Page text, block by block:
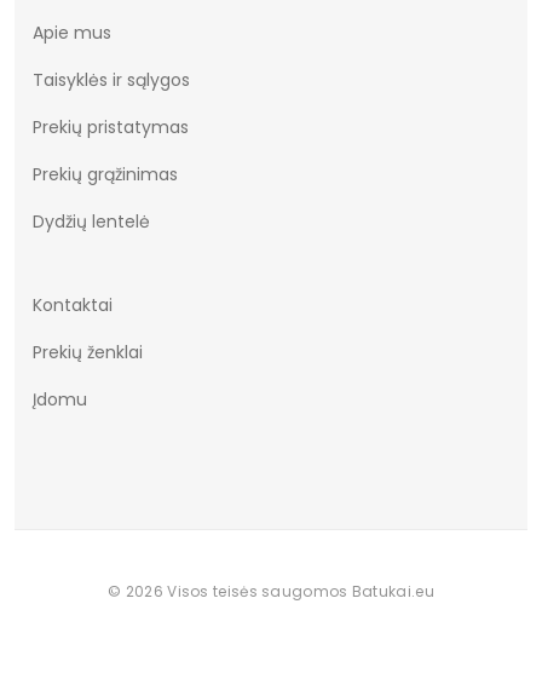
Apie mus
Taisyklės ir sąlygos
Prekių pristatymas
Prekių grąžinimas
Dydžių lentelė
Kontaktai
Prekių ženklai
Įdomu
© 2026 Visos teisės saugomos Batukai.eu